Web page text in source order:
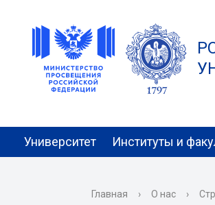
Университет Институты и
Главная › О нас ›